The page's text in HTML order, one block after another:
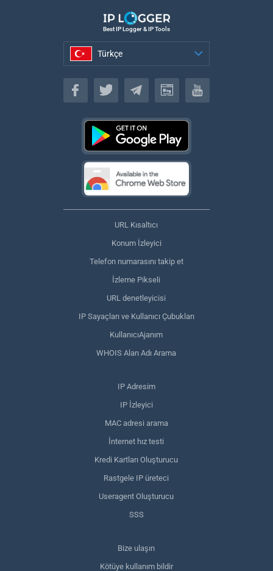
Best IP Logger & IP Tools
Türkçe
Türkçe
URL Kısaltıcı
Konum İzleyici
Telefon numarasını takip et
İzleme Pikseli
URL denetleyicisi
IP Sayaçları ve Kullanıcı Çubukları
KullanıcıAjanım
WHOIS Alan Adı Arama
IP Adresim
IP İzleyici
MAC adresi arama
İnternet hız testi
Kredi Kartları Oluşturucu
Rastgele IP üreteci
Useragent Oluşturucu
SSS
Bize ulaşın
Kötüye kullanım bildir